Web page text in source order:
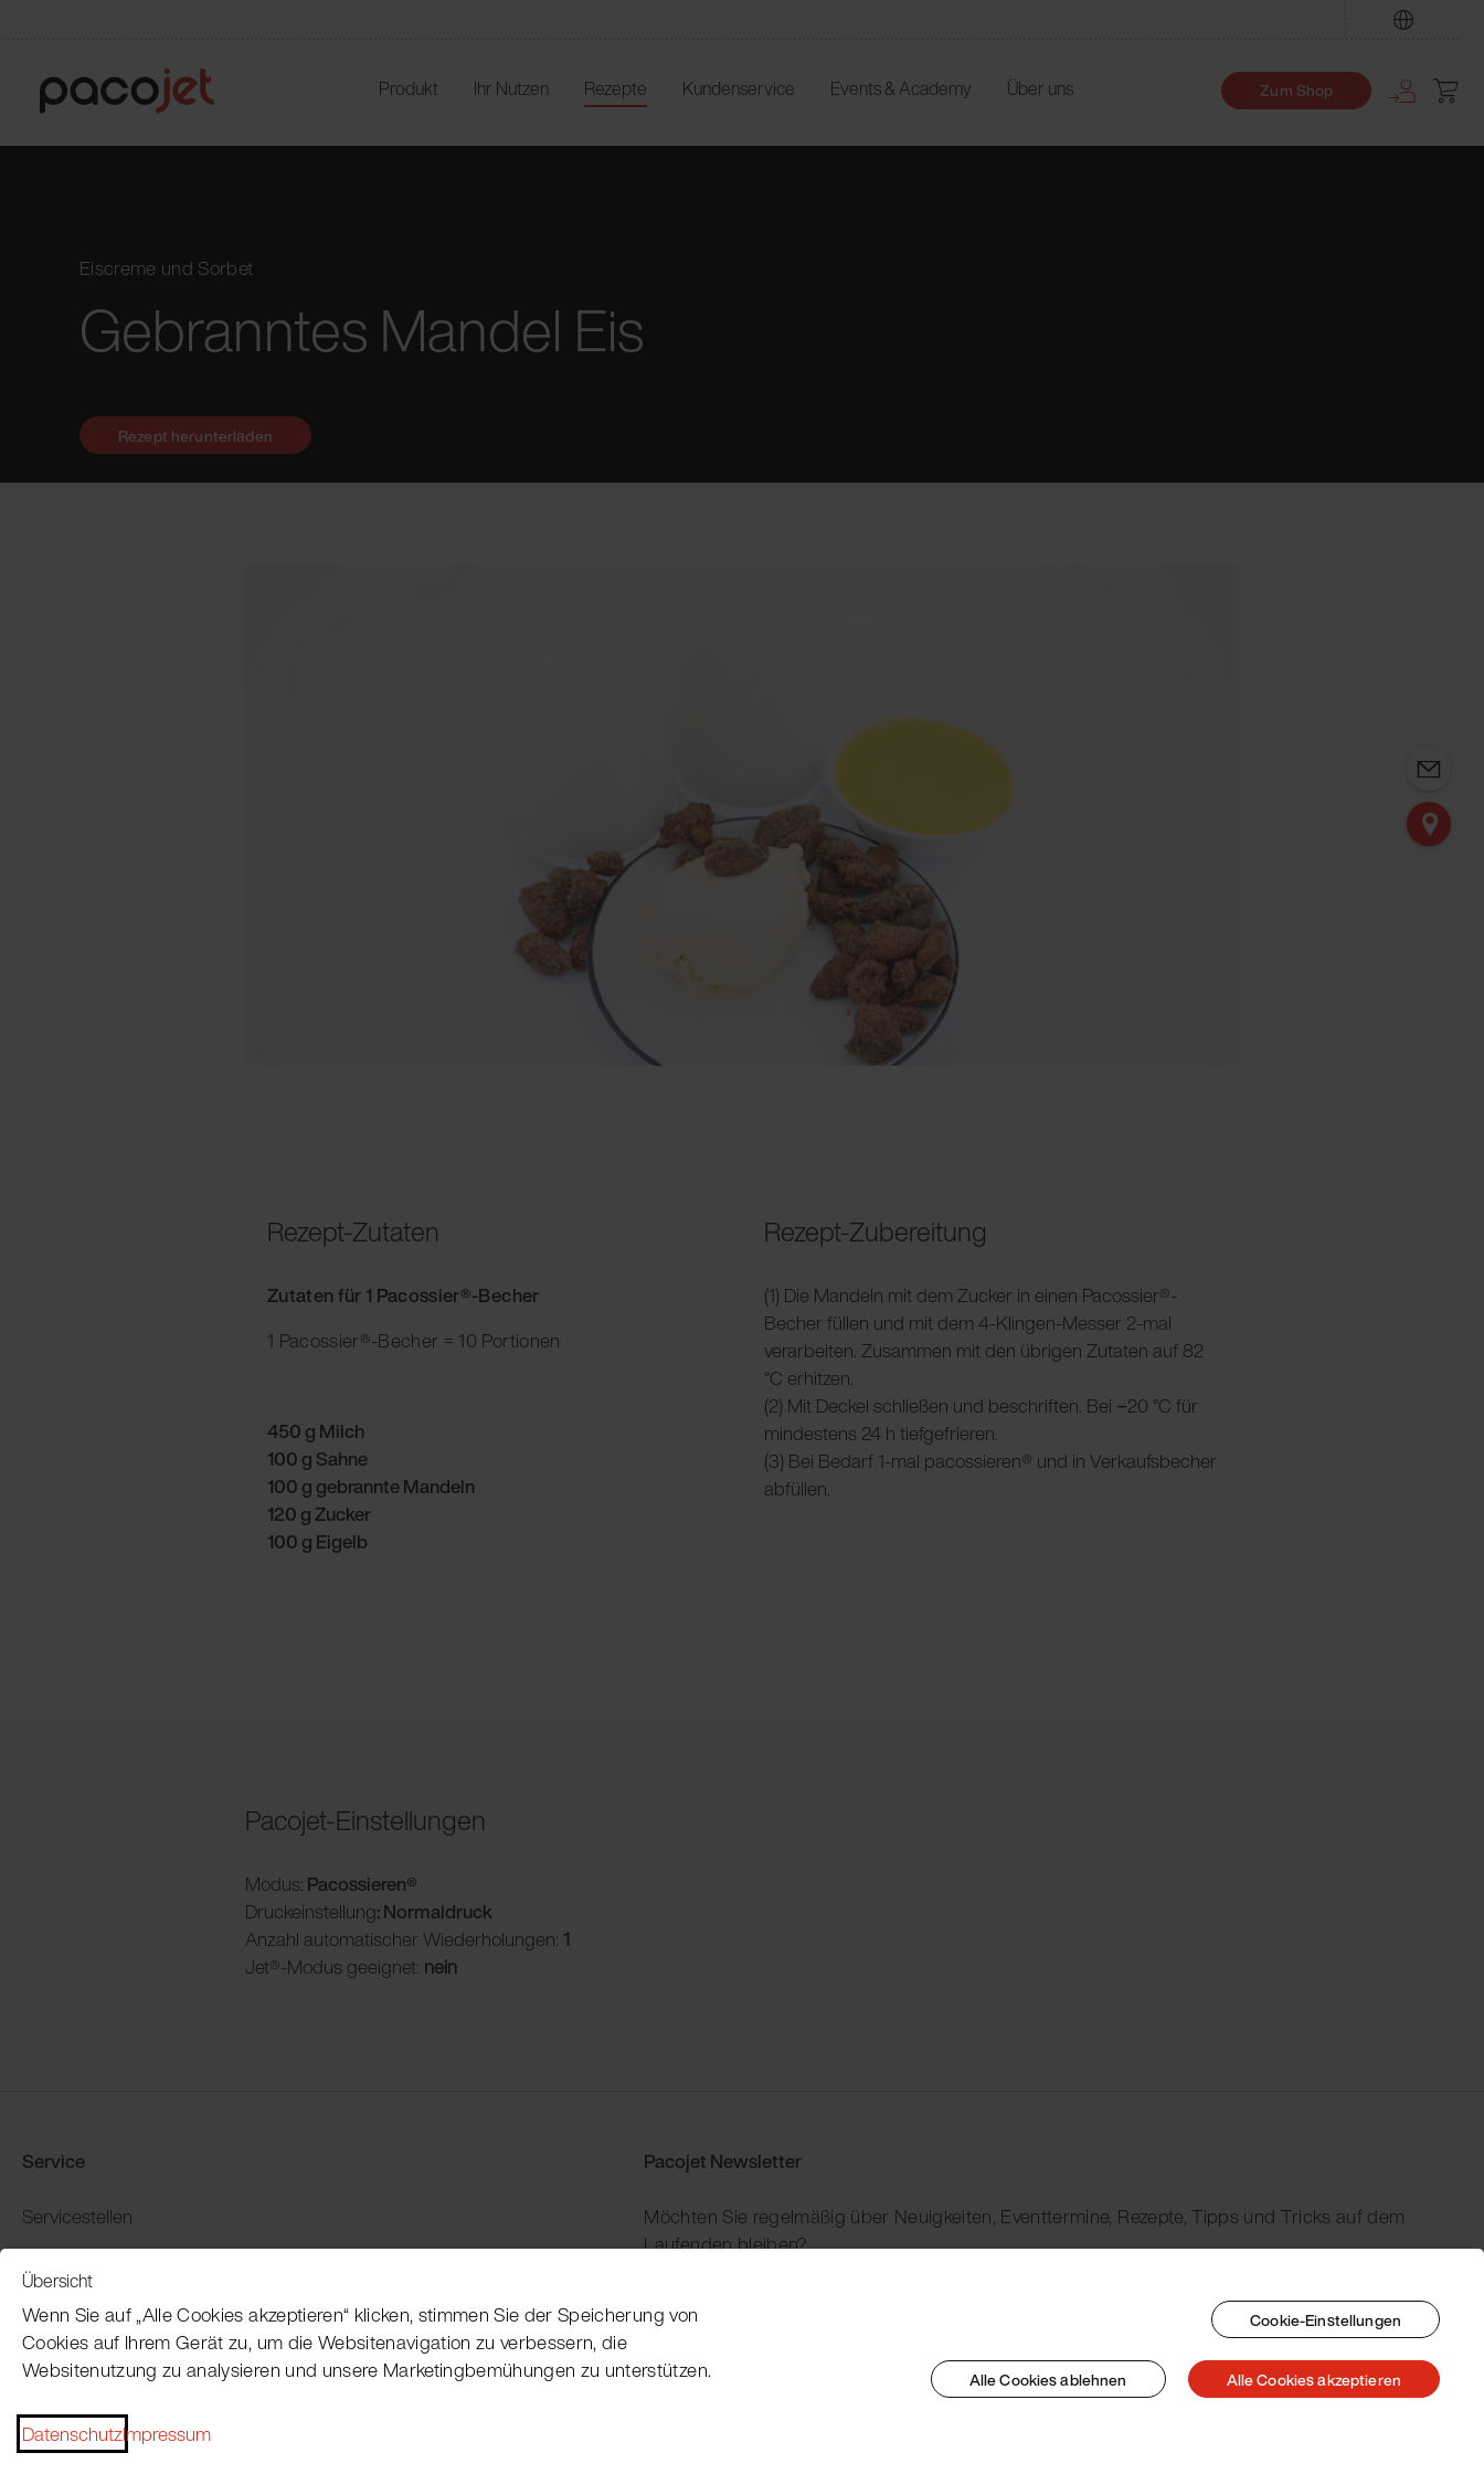
Produkt Ihr Nutzen Rezepte Kundenservice Events & Academy Über uns Zum Shop
Eiscreme und Sorbet
Gebranntes Mandel Eis
Rezept-Zutaten
Zutaten für 1 Pacossier®-Becher
1 Pacossier®-Becher = 10 Portionen
450 g Milch
100 g Sahne
100 g gebrannte Mandeln
120 g Zucker
100 g Eigelb
Rezept-Zubereitung
(1) Die Mandeln mit dem Zucker in einen Pacossier®-
Becher füllen und mit dem 4-Klingen-Messer 2-mal
verarbeiten. Zusammen mit den übrigen Zutaten auf 82
°C erhitzen.
(2) Mit Deckel schließen und beschriften. Bei −20 °C für
mindestens 24 h tiefgefrieren.
(3) Bei Bedarf 1-mal pacossieren® und in Verkaufsbecher
abfüllen.
Pacojet-Einstellungen
Modus: Pacossieren®
Druckeinstellung: Normaldruck
Anzahl automatischer Wiederholungen: 1
Jet®-Modus geeignet: nein
Rezept herunterladen
Service
Servicestellen
Produkt-Demo buchen
Garantie und Rückgabe
Zahlung und Versand
Pacojet Newsletter
Möchten Sie regelmäßig über Neuigkeiten, Eventtermine, Rezepte, Tipps und Tricks auf dem
Laufenden bleiben?
Jetzt abonnieren
Impressum AGB
Übersicht
Wenn Sie auf „Alle Cookies akzeptieren“ klicken, stimmen Sie der Speicherung von
Cookies auf Ihrem Gerät zu, um die Websitenavigation zu verbessern, die
Websitenutzung zu analysieren und unsere Marketingbemühungen zu unterstützen.
DatenschutzImpressum
Cookie-Einstellungen
Alle Cookies ablehnen Alle Cookies akzeptieren